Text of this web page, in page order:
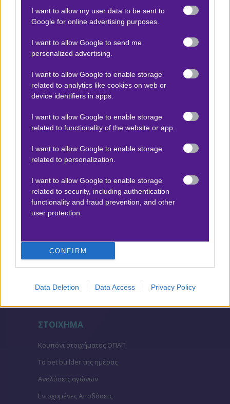
I want to allow my user data to be sent to
Google for online advertising purposes.
I want to allow Google to send me
personalized advertising.
I want to allow Google to enable storage
related to analytics like cookies on web or
device identifiers in apps.
I want to allow Google to enable storage
related to functionality of the website or app.
I want to allow Google to enable storage
related to personalization.
I want to allow Google to enable storage
related to security, including authentication
functionality and fraud prevention, and other
user protection.
CONFIRM
Data Deletion Data Access Privacy Policy
Μπεν Σέλτον - Ντίνο Πρζίμιτς
ATP 1000 - ΜΑΔΡΙΤΗ 24.04.2026| 13:30
Over 22,5 games
Αποτέλεσμα: 36
Προσφορές*
Βαθμολογίες Ελλάδα - Stoiximan
Super league
Βαθμολογίες Aγγλία – Premier league
Βαθμολογίες Ισπανίας- La liga
Βαθμολογίες Ιταλίας- Serie A
Βαθμολογίες Γαλλίας-League 1
ΣΤΟΙΧΗΜΑ
Κουπόνι στοιχήματος ΟΠΑΠ
To bet builder της ημέρας
Αναλύσεις αγώνων
Ενισχυμένες Αποδόσεις